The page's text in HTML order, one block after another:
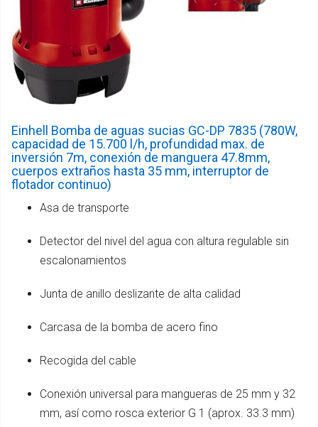
Einhell Bomba de aguas sucias GC-DP 7835 (780W,
capacidad de 15.700 l/h, profundidad max. de
inversión 7m, conexión de manguera 47.8mm,
cuerpos extraños hasta 35 mm, interruptor de
flotador continuo)
Asa de transporte
Detector del nivel del agua con altura regulable sin
escalonamientos
Junta de anillo deslizante de alta calidad
Carcasa de la bomba de acero fino
Recogida del cable
Conexión universal para mangueras de 25 mm y 32
mm, así como rosca exterior G 1 (aprox. 33.3 mm)